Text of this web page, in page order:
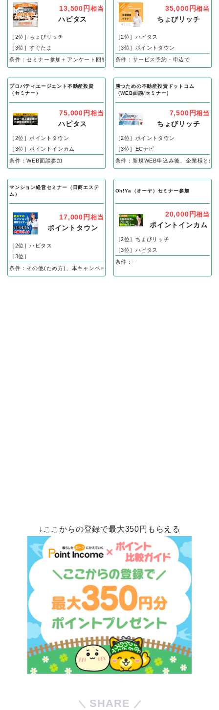
13,500円 相当
ハピタス
［2位］ちょびリッチ
［3位］すぐたま
条件：セミナー参加＋アンケート回答
35,000円相当
ちょびリッチ
［2位］ハピタス
［3位］ポイントタウン
条件：サービス予約・申込で
プロパティエージェント不動産投資
（セミナー）
75,000円 相当
ハピタス
［2位］ポイントタウン
［3位］ポイントインカム
条件：WEB面談参加
勝つための不動産投資ドットコム
（WEB面談/セミナー）
7,500円相当
ちょびリッチ
［2位］ポイントタウン
［3位］ECナビ
条件：新規WEB申込み後、企業様との
マンション経営セミナー（日商エステ
ム）
17,000円 相当
ポイントタウン
［2位］ハピタス
［3位］
条件：その他(ため方)、本キャンペーンページ内の対象セミナーと個別相談への
Oh!Ya（オーヤ）セミナー参加
20,000円相当
ポイントインカム
［2位］ちょびリッチ
［3位］ハピタス
条件：-
↓ここからの登録で最大350円もらえる
SHARE